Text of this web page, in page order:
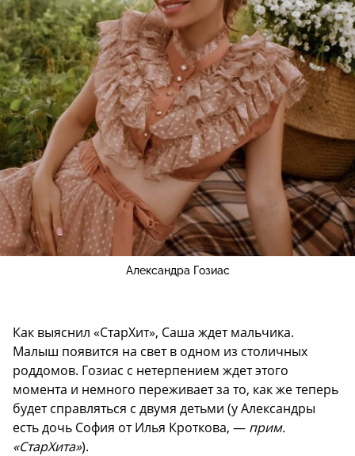
Александра Гозиас
Как выяснил «СтарХит», Саша ждет мальчика.
Малыш появится на свет в одном из столичных
роддомов. Гозиас с нетерпением ждет этого
момента и немного переживает за то, как же теперь
будет справляться с двумя детьми (у Александры
есть дочь София от Илья Кроткова, — прим.
«СтарХита»).